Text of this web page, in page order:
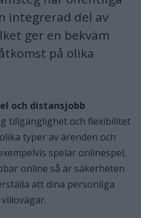
integrerad del av
ger en bekväm
på olika
och distansjobb
tillgänglighet och flexibilitet
typer av ärenden och
spelar onlinespel,
online så är säkerheten
att dina personliga